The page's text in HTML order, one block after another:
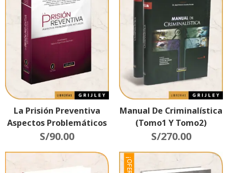
La Prisión Preventiva
Aspectos Problemáticos
Actuales
S/90.00
Manual De Criminalística
(Tomo1 Y Tomo2)
S/270.00